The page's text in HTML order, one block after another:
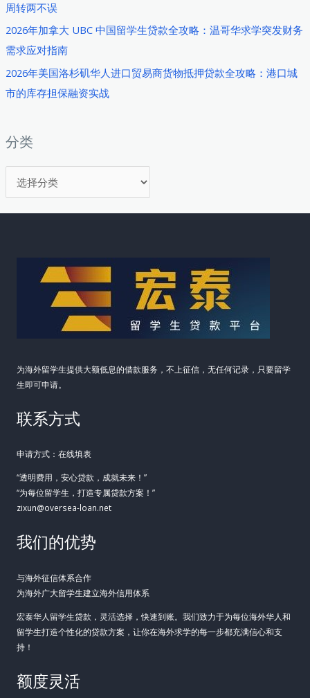
周转两不误
2026年加拿大 UBC 中国留学生贷款全攻略：温哥华求学突发财务
需求应对指南
2026年美国洛杉矶华人进口贸易商货物抵押贷款全攻略：港口城
市的库存担保融资实战
分类
类
备
攻
略
为海外留学生提供大额低息的借款服务，不上征信，无任何记录，只要留学
生即可申请。
联系方式
申请方式：在线填表
“透明费用，安心贷款，成就未来！”
“为每位留学生，打造专属贷款方案！”
zixun@oversea-loan.net
我们的优势
与海外征信体系合作
为海外广大留学生建立海外信用体系
宏泰华人留学生贷款，灵活选择，快速到账。我们致力于为每位海外华人和
留学生打造个性化的贷款方案，让你在海外求学的每一步都充满信心和支
持！
额度灵活